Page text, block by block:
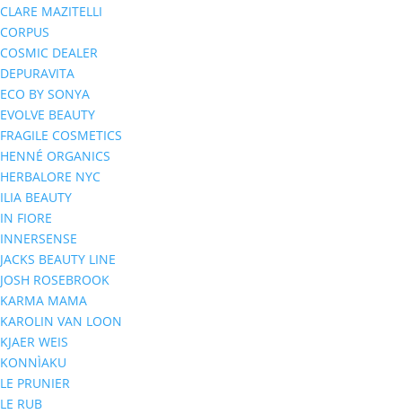
CLARE MAZITELLI
CORPUS
COSMIC DEALER
DEPURAVITA
ECO BY SONYA
EVOLVE BEAUTY
FRAGILE COSMETICS
HENNÉ ORGANICS
HERBALORE NYC
ILIA BEAUTY
IN FIORE
INNERSENSE
JACKS BEAUTY LINE
JOSH ROSEBROOK
KARMA MAMA
KAROLIN VAN LOON
KJAER WEIS
KONNÌAKU
LE PRUNIER
LE RUB